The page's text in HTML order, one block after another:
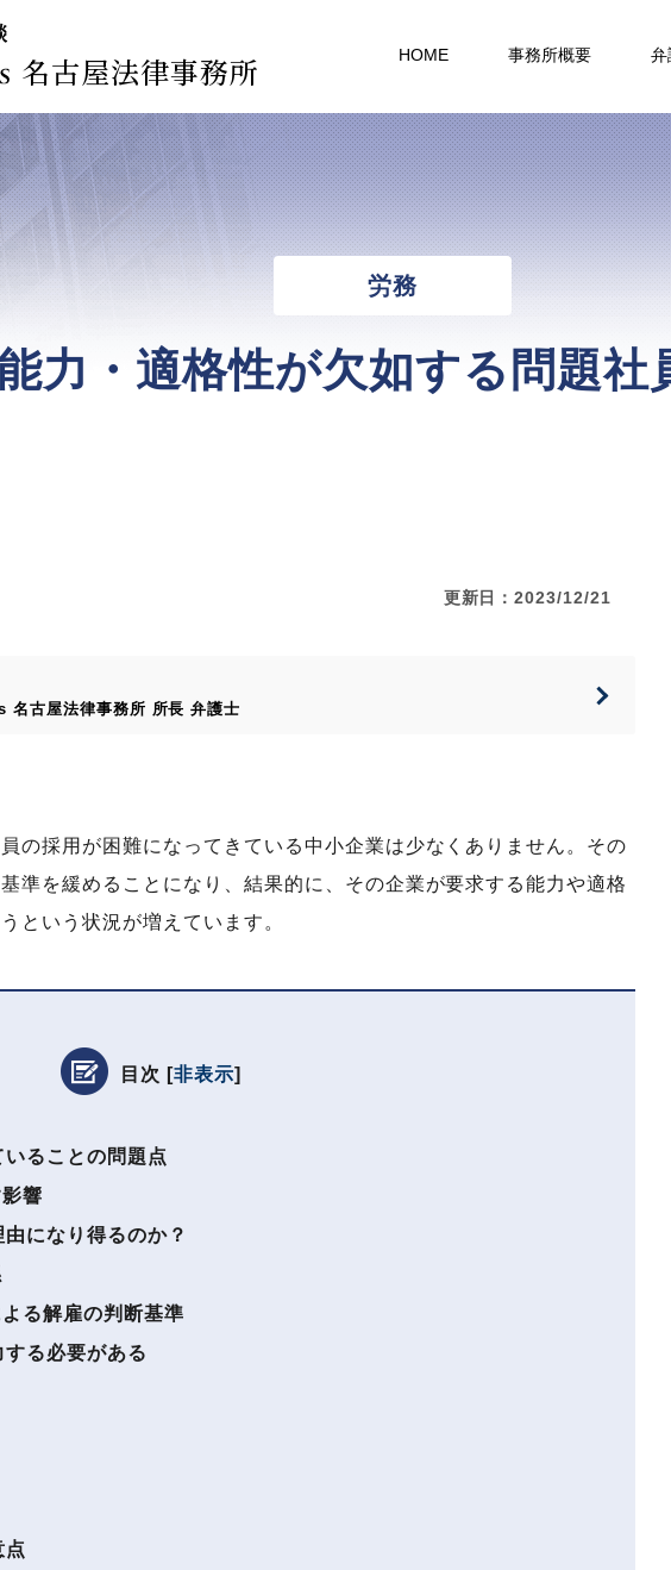
名古屋法律事務所 HOME 事務所概要 弁
労務
力・適格性が欠如する問題社
更新日：2023/12/21
名古屋法律事務所 所長 弁護士
の採用が困難になってきている中小企業は少なくありません。その
準を緩めることになり、結果的に、その企業が要求する能力や適格
という状況が増えています。
目次 [非表示]
ることの問題点
響
になり得るのか？
る解雇の判断基準
る必要がある
点